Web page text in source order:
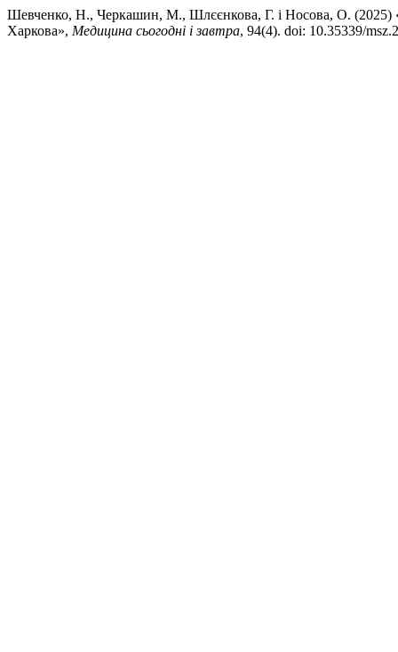
Шевченко, Н., Черкашин, М., Шлєєнкова, Г. і Носова, О. (2025)
Харкова», Медицина сьогодні і завтра, 94(4). doi: 10.35339/